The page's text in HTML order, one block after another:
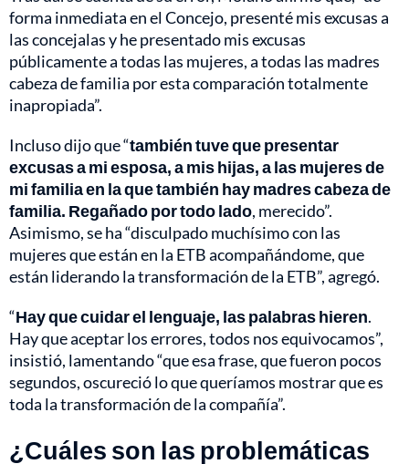
forma inmediata en el Concejo, presenté mis excusas a
las concejalas y he presentado mis excusas
públicamente a todas las mujeres, a todas las madres
cabeza de familia por esta comparación totalmente
inapropiada”.
Incluso dijo que “también tuve que presentar
excusas a mi esposa, a mis hijas, a las mujeres de
mi familia en la que también hay madres cabeza de
familia. Regañado por todo lado, merecido”.
Asimismo, se ha “disculpado muchísimo con las
mujeres que están en la ETB acompañándome, que
están liderando la transformación de la ETB”, agregó.
“Hay que cuidar el lenguaje, las palabras hieren.
Hay que aceptar los errores, todos nos equivocamos”,
insistió, lamentando “que esa frase, que fueron pocos
segundos, oscureció lo que queríamos mostrar que es
toda la transformación de la compañía”.
¿Cuáles son las problemáticas